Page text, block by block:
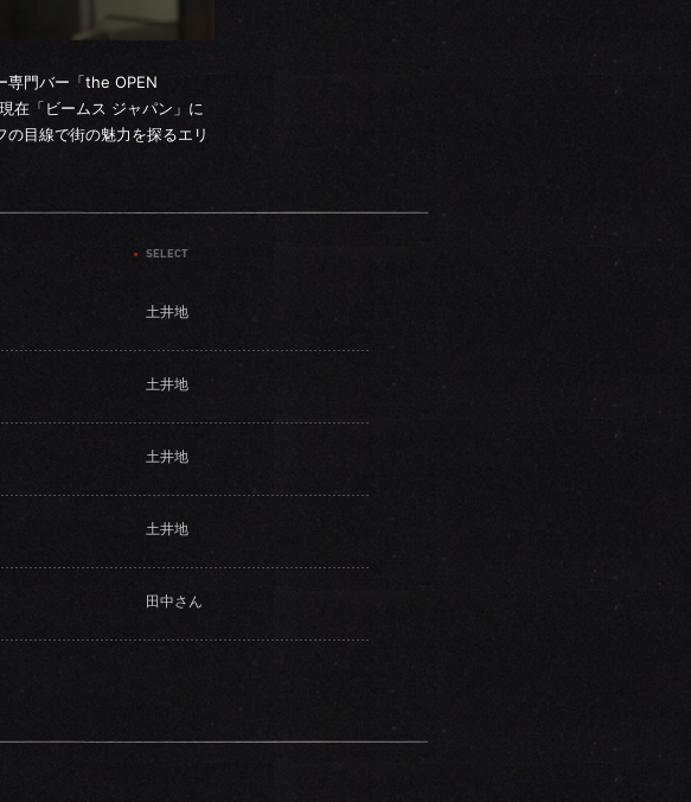
専門バー「the OPEN
在「ビームス ジャパン」に
目線で街の魅力を探るエリ
SELECT
土井地
土井地
土井地
土井地
田中さん